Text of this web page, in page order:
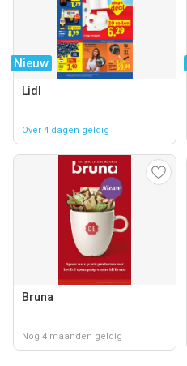
Nieuw
Lidl
Over 4 dagen geldig
Bruna
Nog 4 maanden geldig